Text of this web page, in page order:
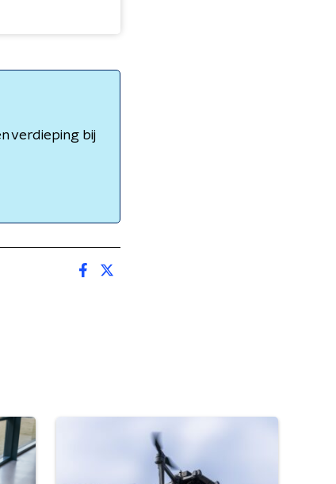
verdieping bij